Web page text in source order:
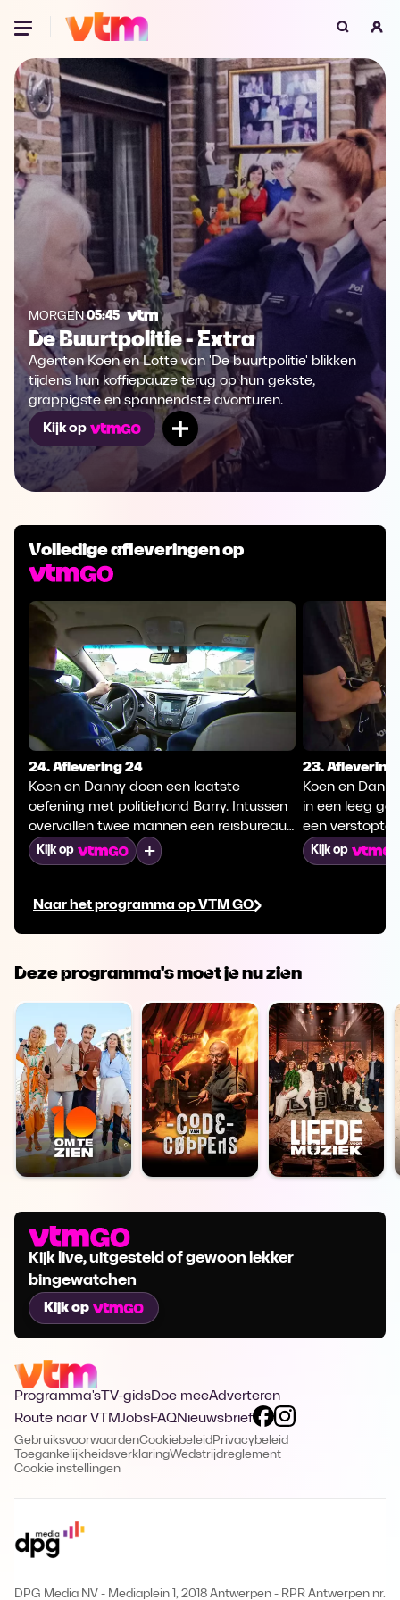
Voor je onze programma's gaat ontdekken,
best je browser updaten of hieronder één
van de ondersteunde browsers
downloaden.
Google Chrome Download
Firefox Download
Safari Download
Microsoft Edge Download
Opera Download
MORGEN05:45
De Buurtpolitie - Extra
Agenten Koen en Lotte van 'De buurtpolitie' blikken
tijdens hun koffiepauze terug op hun gekste,
grappigste en spannendste avonturen.
Kijk op
Mijn lijst
Volledige afleveringen op
Naar het programma op VTM GO
24. Aflevering 24
Koen en Danny doen een laatste
oefening met politiehond Barry. Intussen
overvallen twee mannen een reisbureau
en slaan op de vlucht met een kluis vol
geld. Dankzij een zender leidt het spoor
ontsnappen?
Kijk op
23. Aflevering
Koen en
in een leeg
een verstopte
oefent de
zieke
Kijk op
Deze programma's moet je nu zien
Kijk live, uitgesteld of gewoon lekker
bingewatchen
Kijk op
Programma's TV-gidsDoe meeAdverteren
Route naar VTMJobsFAQNieuwsbrief
GebruiksvoorwaardenCookiebeleid Privacybeleid
ToegankelijkheidsverklaringWedstrijdreglement
Cookie instellingen
DPG Media NV - Mediaplein 1, 2018 Antwerpen - RPR Antwerpen nr.